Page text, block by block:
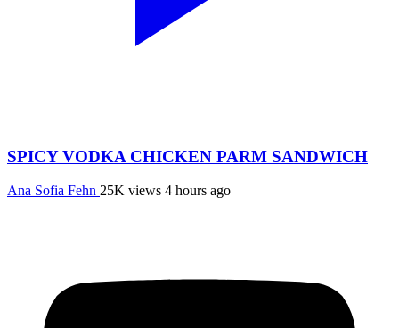
SPICY VODKA CHICKEN PARM SANDWICH
Ana Sofia Fehn 25K views 4 hours ago